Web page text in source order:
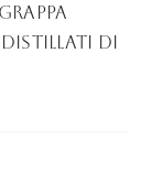
distillati di